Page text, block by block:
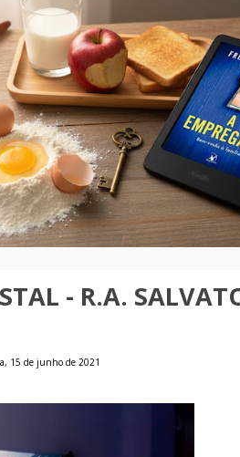
- R.A.
15 de junho de 2021